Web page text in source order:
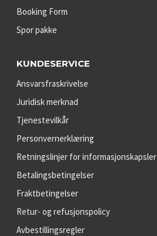
Booking Form
Spor pakke
KUNDESERVICE
Ansvarsfraskrivelse
Juridisk merknad
Tjenestevilkår
Personvernerklæring
Retningslinjer for informasjonskapsler
Betalingsbetingelser
Fraktbetingelser
Retur- og refusjonspolicy
Avbestillingsregler